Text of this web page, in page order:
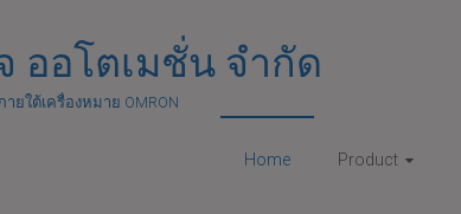
ออโตเมชั่น จำกัด
ใต้เครื่องหมาย OMRON
Home Product